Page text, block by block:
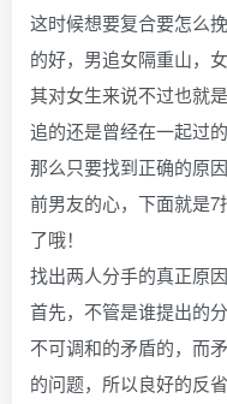
这时候想要复合要怎么
的好，男追女隔重山，
其对女生来说不过也就
追的还是曾经在一起过的
那么只要找到正确的原
前男友的心，下面就是
了哦！
找出两人分手的真正原因
首先，不管是谁提出的
不可调和的矛盾的，而
的问题，所以良好的反